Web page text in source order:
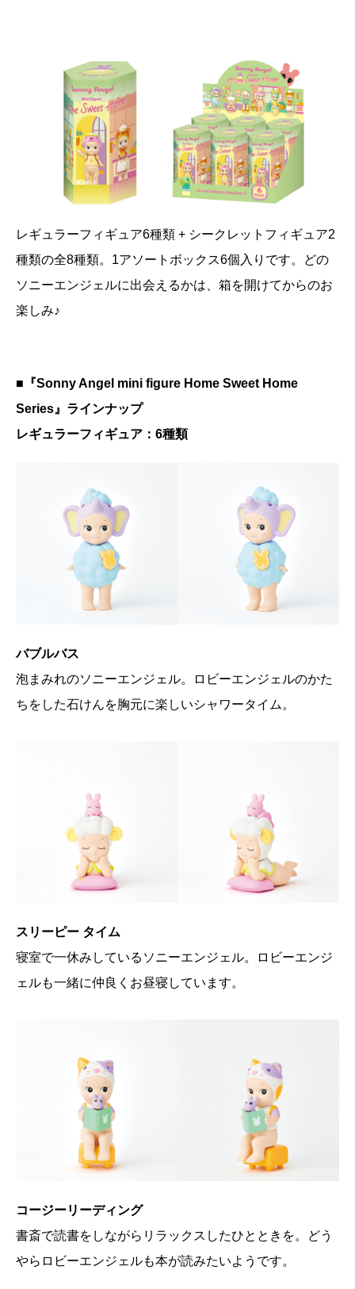
レギュラーフィギュア6種類 + シークレットフィギュア2
種類の全8種類。1アソートボックス6個入りです。どの
ソニーエンジェルに出会えるかは、箱を開けてからのお
楽しみ♪
■『Sonny Angel mini figure Home Sweet Home
Series』ラインナップ
レギュラーフィギュア：6種類
バブルバス
泡まみれのソニーエンジェル。ロビーエンジェルのかた
ちをした石けんを胸元に楽しいシャワータイム。
スリーピー タイム
寝室で一休みしているソニーエンジェル。ロビーエンジ
ェルも一緒に仲良くお昼寝しています。
コージーリーディング
書斎で読書をしながらリラックスしたひとときを。どう
やらロビーエンジェルも本が読みたいようです。